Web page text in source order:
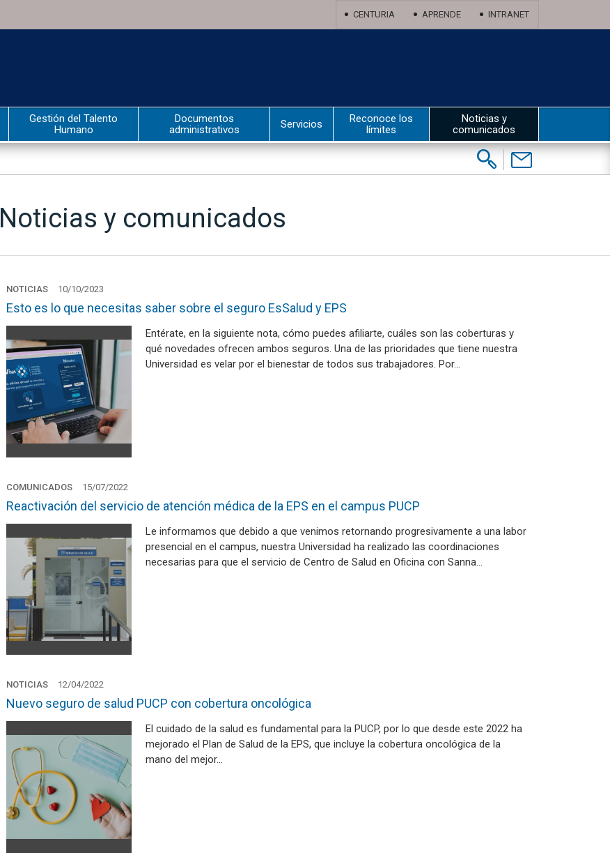
CENTURIA APRENDE INTRANET
Gestión del Talento
Humano
Documentos
administrativos
Servicios
Reconoce los
límites
Noticias y
comunicados
Buscar:
Contáctenos
Noticias y comunicados
NOTICIAS 10/10/2023
Esto es lo que necesitas saber sobre el seguro EsSalud y EPS
Entérate, en la siguiente nota, cómo puedes afiliarte, cuáles son las coberturas y
qué novedades ofrecen ambos seguros. Una de las prioridades que tiene nuestra
Universidad es velar por el bienestar de todos sus trabajadores. Por…
COMUNICADOS 15/07/2022
Reactivación del servicio de atención médica de la EPS en el campus PUCP
Le informamos que debido a que venimos retornando progresivamente a una labor
presencial en el campus, nuestra Universidad ha realizado las coordinaciones
necesarias para que el servicio de Centro de Salud en Oficina con Sanna…
NOTICIAS 12/04/2022
Nuevo seguro de salud PUCP con cobertura oncológica
El cuidado de la salud es fundamental para la PUCP, por lo que desde este 2022 ha
mejorado el Plan de Salud de la EPS, que incluye la cobertura oncológica de la
mano del mejor…